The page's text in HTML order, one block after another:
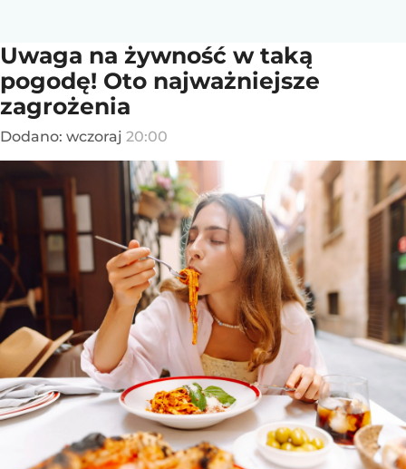
Uwaga na żywność w taką
pogodę! Oto najważniejsze
zagrożenia
Dodano: wczoraj 20:00